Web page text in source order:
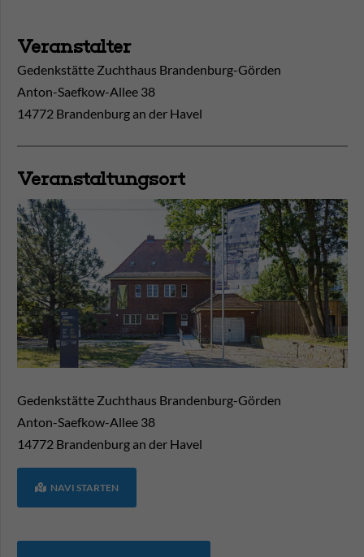
Veranstalter
Gedenkstätte Zuchthaus Brandenburg-Görden
Anton-Saefkow-Allee 38
14772 Brandenburg an der Havel
Veranstaltungsort
Gedenkstätte Zuchthaus Brandenburg-Görden
Anton-Saefkow-Allee 38
14772 Brandenburg an der Havel
NAVI STARTEN